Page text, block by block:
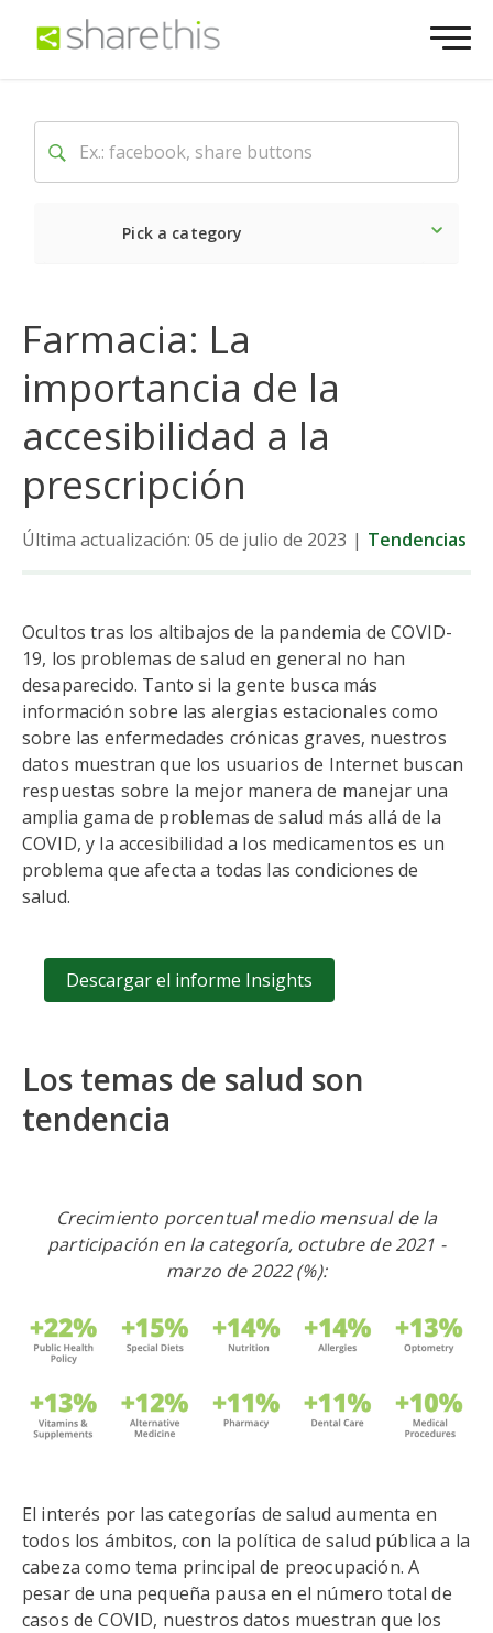
Pick a category
Farmacia: La
importancia de la
accesibilidad a la
prescripción
Última actualización: 05 de julio de 2023 | Tendencias
Ocultos tras los altibajos de la pandemia de COVID-
19, los problemas de salud en general no han
desaparecido. Tanto si la gente busca más
información sobre las alergias estacionales como
sobre las enfermedades crónicas graves, nuestros
datos muestran que los usuarios de Internet buscan
respuestas sobre la mejor manera de manejar una
amplia gama de problemas de salud más allá de la
COVID, y la accesibilidad a los medicamentos es un
problema que afecta a todas las condiciones de
salud.
Descargar el informe Insights
Los temas de salud son
tendencia
Crecimiento porcentual medio mensual de la
participación en la categoría, octubre de 2021 -
marzo de 2022 (%):
El interés por las categorías de salud aumenta en
todos los ámbitos, con la política de salud pública a la
cabeza como tema principal de preocupación. A
pesar de una pequeña pausa en el número total de
casos de COVID, nuestros datos muestran que los